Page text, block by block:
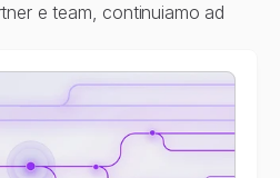
e team, continuiamo ad